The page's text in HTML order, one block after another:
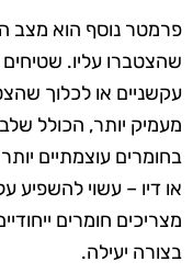
פרמטר נוסף הוא מצב
שהצטברו עליו.
עקשניים או לכלוך
מעמיק יותר, הכולל
בחומרים עוצמתיים
או דיו – עשוי להשפיע
מצריכים חומרים
בצורה יעילה.